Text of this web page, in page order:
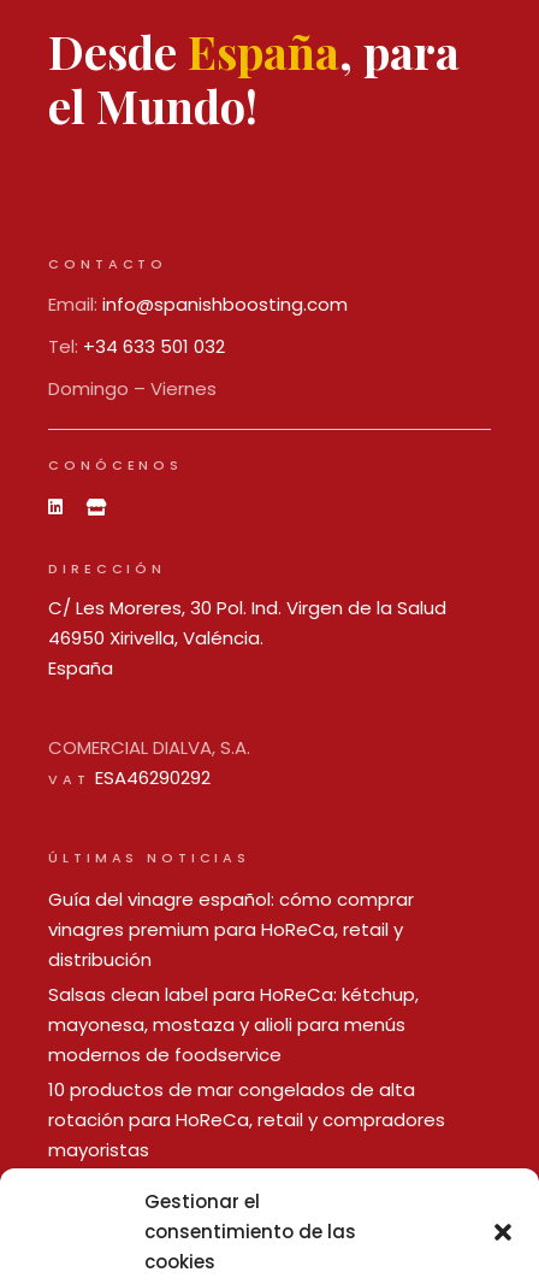
Gestionar el
consentimiento de las
cookies
Desde España, para
el Mundo!
CONTACTO
Email:info@spanishboosting.com
Tel: +34 633 501 032
Domingo – Viernes
CONÓCENOS
DIRECCIÓN
C/ Les Moreres, 30 Pol. Ind. Virgen de la Salud
46950 Xirivella, Valéncia.
España
COMERCIAL DIALVA, S.A.
VAT ESA46290292
ÚLTIMAS NOTICIAS
Guía del vinagre español: cómo comprar
vinagres premium para HoReCa, retail y
distribución
Salsas clean label para HoReCa: kétchup,
mayonesa, mostaza y alioli para menús
modernos de foodservice
10 productos de mar congelados de alta
rotación para HoReCa, retail y compradores
mayoristas
Aviso Legal